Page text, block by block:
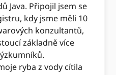
Java. Připojil jsem se
kdy jsme měli 10
konzultantů,
základně více
ryba z vody cítila